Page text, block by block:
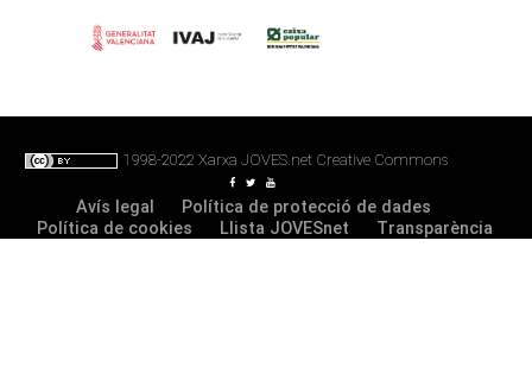
1998-2022 Xarxa JOVES.net Creative Commons
FOOTER
Avís legal
Política de protecció de dades
Política de cookies
Llista JOVESnet Transparència